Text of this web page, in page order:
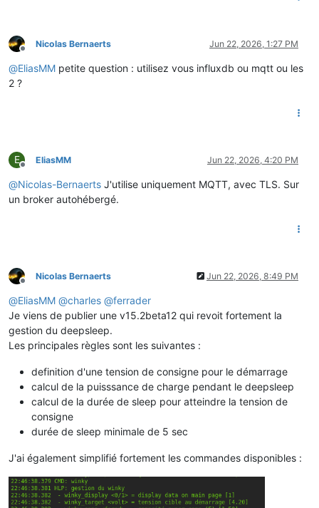
Offline
Nicolas Bernaerts Jun 22, 2026, 1:27 PM
@EliasMM petite question : utilisez vous influxdb ou mqtt ou les
2 ?
E
Offline
EliasMM Jun 22, 2026, 4:20 PM
@Nicolas-Bernaerts J'utilise uniquement MQTT, avec TLS. Sur
un broker autohébergé.
Offline
Nicolas Bernaerts Jun 22, 2026, 8:49 PM
@EliasMM @charles @ferrader
Je viens de publier une v15.2beta12 qui revoit fortement la
gestion du deepsleep.
Les principales règles sont les suivantes :
definition d'une tension de consigne pour le démarrage
calcul de la puisssance de charge pendant le deepsleep
calcul de la durée de sleep pour atteindre la tension de
consigne
durée de sleep minimale de 5 sec
J'ai également simplifié fortement les commandes disponibles :